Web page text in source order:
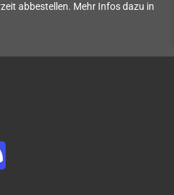
abbestellen. Mehr Infos dazu in